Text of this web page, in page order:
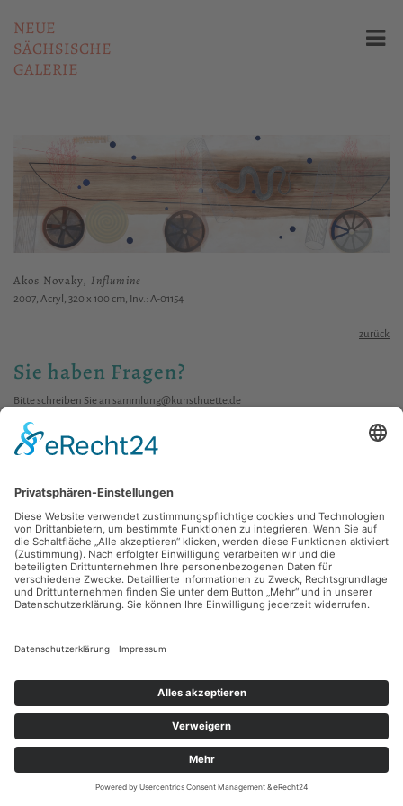
NEUE
SÄCHSISCHE
GALERIE
Akos Novaky, Influmine
2007, Acryl, 320 x 100 cm, Inv.: A-01154
zurück
Sie haben Fragen?
Bitte schreiben Sie an sammlung@kunsthuette.de
Newsletter
Datenschutz
Impressum